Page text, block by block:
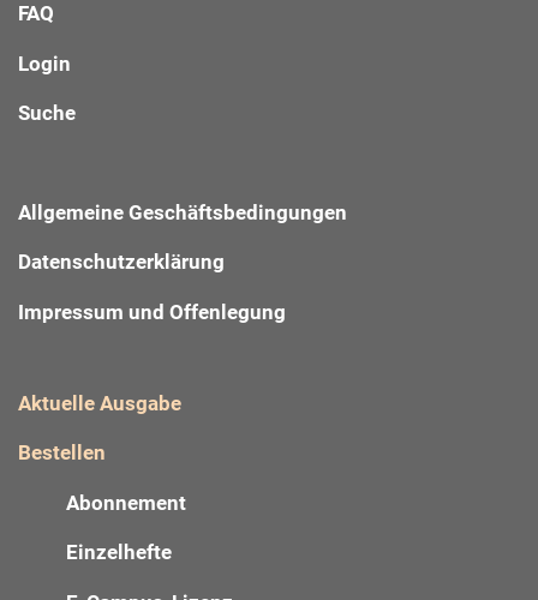
FAQ
Login
Suche
Allgemeine Geschäftsbedingungen
Datenschutzerklärung
Impressum und Offenlegung
Aktuelle Ausgabe
Bestellen
Abonnement
Einzelhefte